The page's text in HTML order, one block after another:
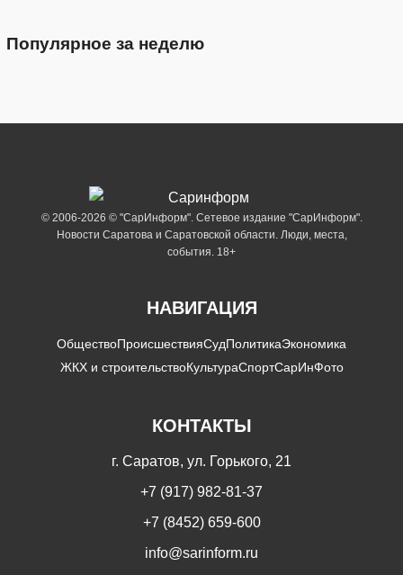
Популярное за неделю
© 2006-2026 © "СарИнформ". Сетевое издание "СарИнформ".
Новости Саратова и Саратовской области. Люди, места,
события. 18+
НАВИГАЦИЯ
ОбществоПроисшествияСудПолитикаЭкономика
ЖКХ и строительствоКультураСпортСарИнФото
КОНТАКТЫ
г. Саратов, ул. Горького, 21
+7 (917) 982-81-37
+7 (8452) 659-600
info@sarinform.ru